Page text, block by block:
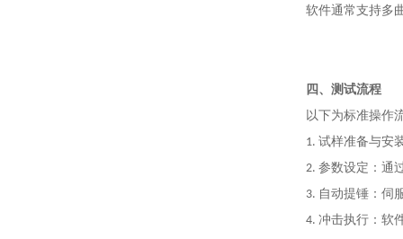
软件通常支持多
四、测试流程
以下为标准操作
1. 试样准备与安
2. 参数设定：通
3. 自动提锤：伺
4. 冲击执行：软